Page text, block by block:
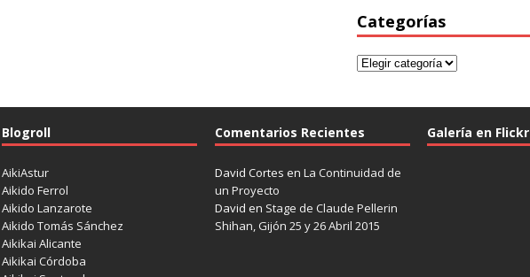
Categorías
Blogroll
AikiAstur
Aikido Ferrol
Aikido Lanzarote
Aikido Tomás Sánchez
Aikikai Alicante
Aikikai Córdoba
Comentarios Recientes
David Cortes en La Continuidad de
un Proyecto
David en Stage de Claude Pellerin
Shihan, Gijón 25 y 26 Abril 2015
Galería en Flickr